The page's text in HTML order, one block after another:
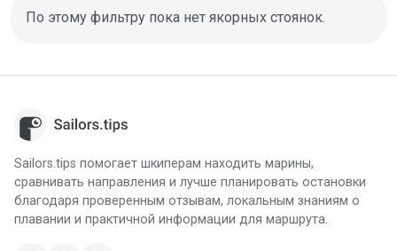
По этому фильтру пока нет якорных стоянок.
Sailors.tips помогает шкиперам находить марины,
сравнивать направления и лучше планировать остановки
благодаря проверенным отзывам, локальным знаниям о
плавании и практичной информации для маршрута.